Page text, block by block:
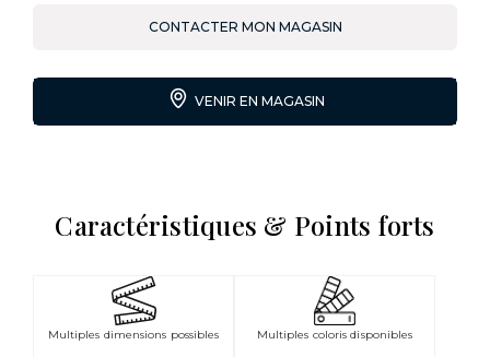
CONTACTER MON MAGASIN
VENIR EN MAGASIN
Caractéristiques & Points forts
Multiples dimensions possibles Multiples coloris disponibles